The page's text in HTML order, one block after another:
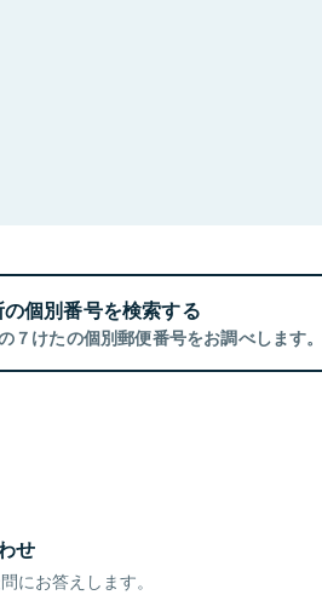
個別番号を検索する
７けたの個別郵便番号をお調べします。
せ
にお答えします。